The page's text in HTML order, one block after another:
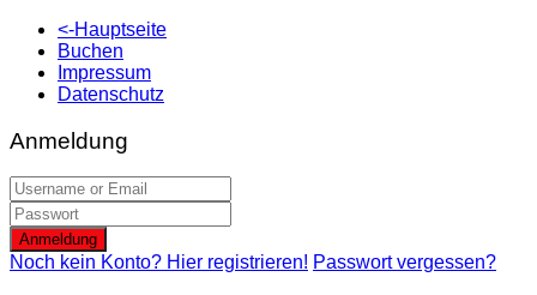
<-Hauptseite
Buchen
Impressum
Datenschutz
Anmeldung
Anmeldung
Noch kein Konto? Hier registrieren! Passwort vergessen?